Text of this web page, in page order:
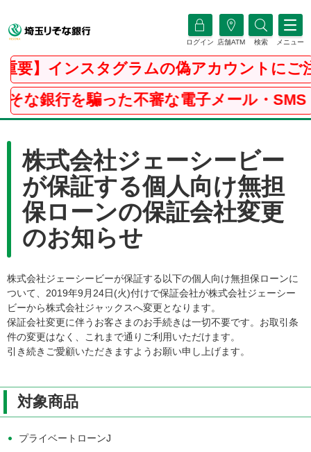
ログイン 店舗ATM 検索 メニュー
要】インスタグラムの偽アカウントにご
な銀行を騙った不審な電子メール・SMS
株式会社ジェーシービー
が保証する個人向け無担
保ローンの保証会社変更
のお知らせ
株式会社ジェーシービーが保証する以下の個人向け無担保ローンに
ついて、2019年9月24日(火)付けで保証会社が株式会社ジェーシー
ビーから株式会社ジャックスへ変更となります。
保証会社変更に伴うお客さまのお手続きは一切不要です。お取引条
件の変更はなく、これまで通りご利用いただけます。
引き続きご愛顧いただきますようお願い申し上げます。
対象商品
プライベートローンJ